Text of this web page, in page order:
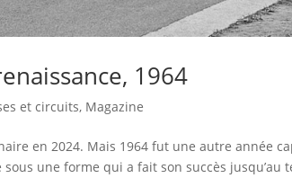
1964
et circuits, Magazine
en 2024. Mais 1964 fut une autre année
une forme qui a fait son succès jusqu’au